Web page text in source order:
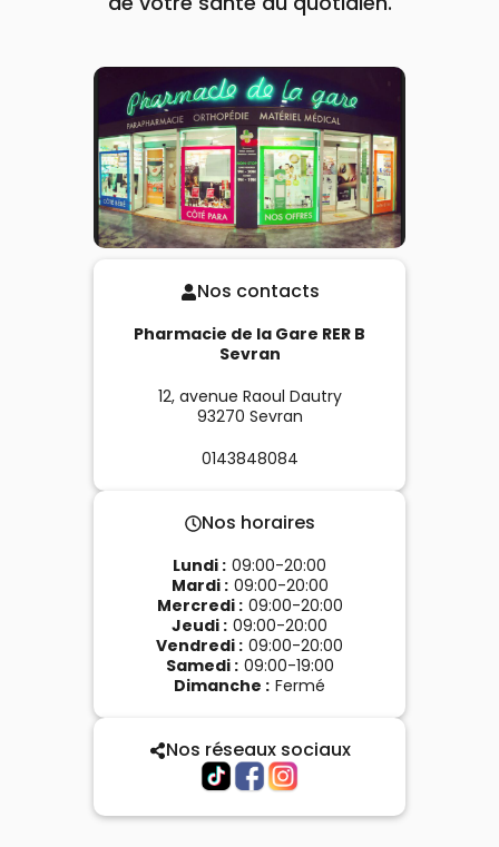
Nos contacts
Pharmacie de la Gare RER B
Sevran
12, avenue Raoul Dautry
93270 Sevran
0143848084
Nos horaires
Lundi : 09:00-20:00
Mardi: 09:00-20:00
Mercredi: 09:00-20:00
Jeudi : 09:00-20:00
Vendredi : 09:00-20:00
Samedi: 09:00-19:00
Dimanche : Fermé
Nos réseaux sociaux